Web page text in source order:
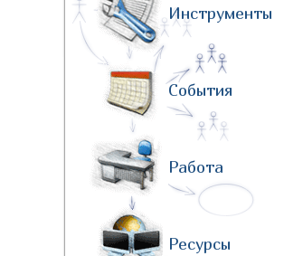
Инструменты
События
Работа
Ресурсы